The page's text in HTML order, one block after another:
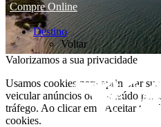
Compre Online
Destino
Voltar
Valorizamos a sua privacidade
Usamos cookies para aprimorar
veicular anúncios ou conteúdo
tráfego. Ao clicar em "Aceitar
cookies.